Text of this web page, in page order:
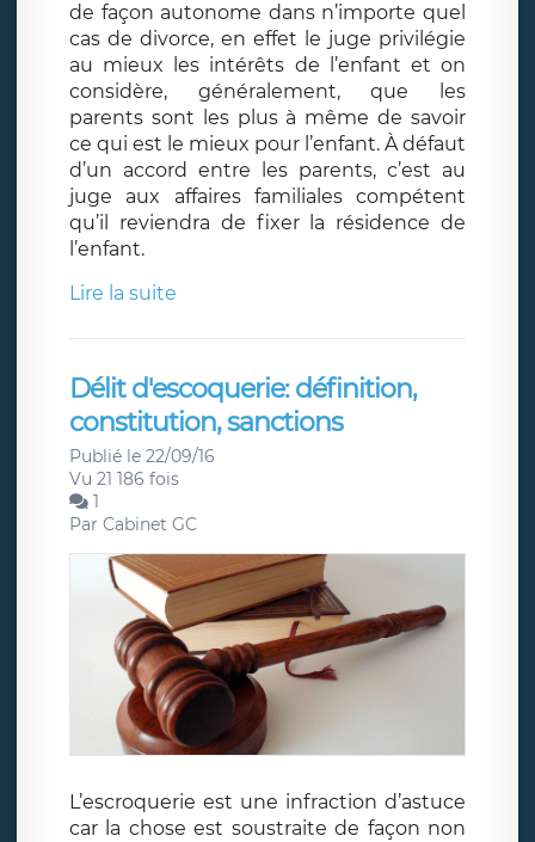
de façon autonome dans n’importe quel
cas de divorce, en effet le juge privilégie
au mieux les intérêts de l’enfant et on
considère, généralement, que les
parents sont les plus à même de savoir
ce qui est le mieux pour l’enfant. À défaut
d’un accord entre les parents, c’est au
juge aux affaires familiales compétent
qu’il reviendra de fixer la résidence de
l’enfant.
Lire la suite
Délit d'escoquerie: définition,
constitution, sanctions
Publié le 22/09/16
Vu 21 186 fois
1
Par Cabinet GC
L’escroquerie est une infraction d’astuce
car la chose est soustraite de façon non